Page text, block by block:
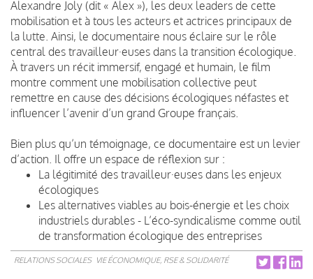
Alexandre Joly (dit « Alex »), les deux leaders de cette
mobilisation et à tous les acteurs et actrices principaux de
la lutte. Ainsi, le documentaire nous éclaire sur le rôle
central des travailleur·euses dans la transition écologique.
À travers un récit immersif, engagé et humain, le film
montre comment une mobilisation collective peut
remettre en cause des décisions écologiques néfastes et
influencer l’avenir d’un grand Groupe français.
Bien plus qu’un témoignage, ce documentaire est un levier
d’action. Il offre un espace de réflexion sur :
La légitimité des travailleur·euses dans les enjeux
écologiques
Les alternatives viables au bois-énergie et les choix
industriels durables - L’éco-syndicalisme comme outil
de transformation écologique des entreprises
RELATIONS SOCIALES VIE ÉCONOMIQUE, RSE & SOLIDARITÉ